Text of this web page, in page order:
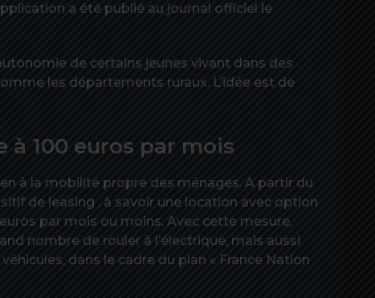
a été publié au journal officiel le
de certains jeunes vivant dans des
les départements ruraux. L’idée est de
à 100 euros par mois
à la mobilité propre des ménages. A partir du
de leasing , à savoir une location avec option
par mois ou moins. Avec cette mesure,
nombre de rouler à l’électrique, mais aussi
dans le cadre du plan « France Nation